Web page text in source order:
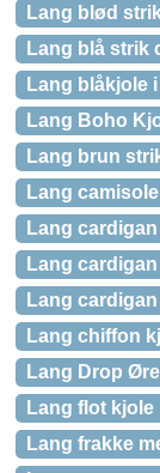
Lang blød
Lang blå strik
Lang blåkjole
Lang Boho
Lang brun
Lang
Lang
Lang
Lang
Lang chiffon
Lang Drop
Lang flot
Lang frakke